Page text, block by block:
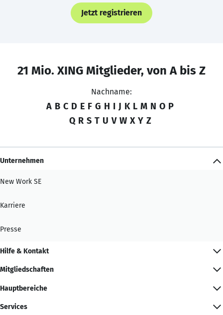
Jetzt registrieren
21 Mio. XING Mitglieder, von A bis Z
Nachname:
A B C D E F G H I J K L M N O P
Q R S T U V W X Y Z
Unternehmen
New Work SE
Karriere
Presse
Hilfe & Kontakt
Mitgliedschaften
Hauptbereiche
Services